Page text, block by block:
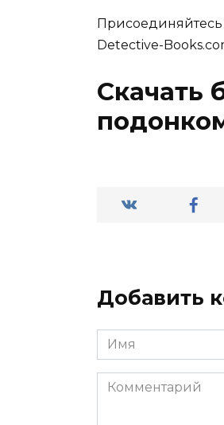
Detective-
Скачать
Добавить
Имя
*
Комментарий